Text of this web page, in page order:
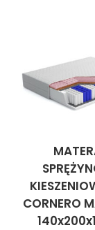
CORNERO